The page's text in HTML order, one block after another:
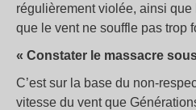
régulièrement violée, ainsi que
que le vent ne souffle pas trop
« Constater le massacre
C’est sur la base du non-
vitesse du vent que